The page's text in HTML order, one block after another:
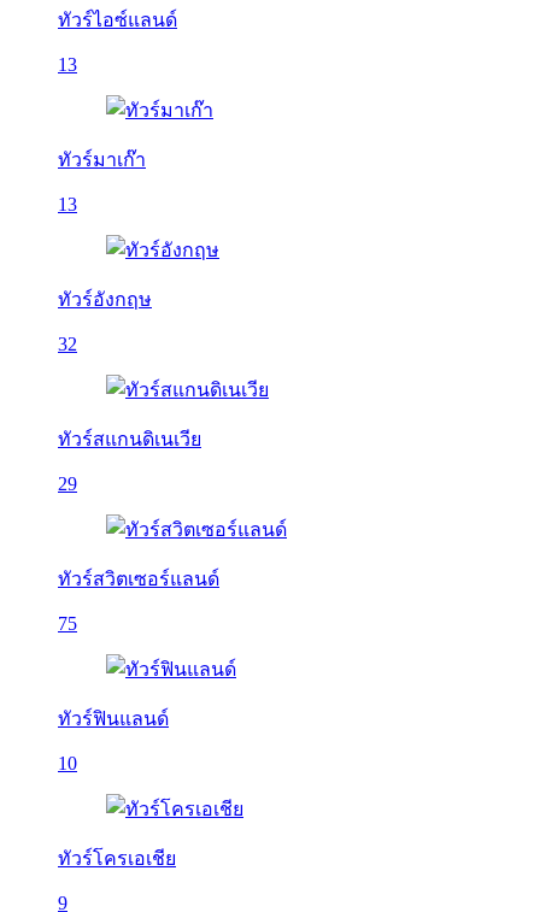
ทัวร์ไอซ์แลนด์
13
ทัวร์มาเก๊า
13
ทัวร์อังกฤษ
32
ทัวร์สแกนดิเนเวีย
29
ทัวร์สวิตเซอร์แลนด์
75
ทัวร์ฟินแลนด์
10
ทัวร์โครเอเชีย
9